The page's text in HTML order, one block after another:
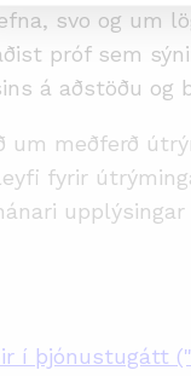
svo og um
próf sem
á aðstöðu og
um meðferð
fyrir
í þjónustugátt